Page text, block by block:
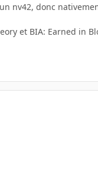
nv42, donc
et BIA: Earned in